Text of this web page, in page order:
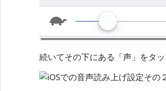
続いてその下にある「声」をタ